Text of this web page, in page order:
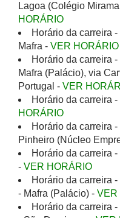
Lagoa (Colégio
HORÁRIO
Horário da carreira
Mafra - VER HORÁRIO
Horário da carreira
Mafra (Palácio), via
Portugal - VER
Horário da carreira
HORÁRIO
Horário da carreira
Pinheiro (Núcleo
Horário da carreira
- VER HORÁRIO
Horário da carreira
- Mafra (Palácio) - VER
Horário da carreira